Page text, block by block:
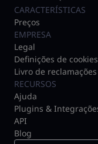
CARACTERÍSTICAS
Preços
EMPRESA
Legal
Definições de cookies
Livro de reclamações
RECURSOS
Ajuda
Plugins &
API
Blog